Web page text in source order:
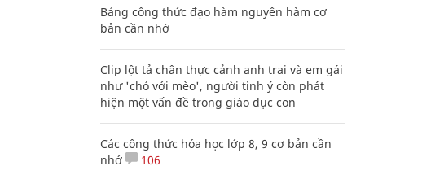
Bảng công thức đạo hàm nguyên hàm cơ
bản cần nhớ
Clip lột tả chân thực cảnh anh trai và em gái
như 'chó với mèo', người tinh ý còn phát
hiện một vấn đề trong giáo dục con
Các công thức hóa học lớp 8, 9 cơ bản cần
nhớ
106